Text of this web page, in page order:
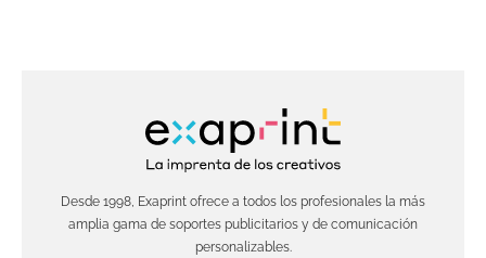
Desde 1998, Exaprint ofrece a todos los profesionales la más
amplia gama de soportes publicitarios y de comunicación
personalizables.